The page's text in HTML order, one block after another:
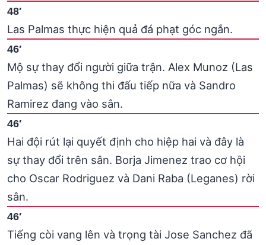
48′
Las Palmas thực hiện quả đá phạt góc ngắn.
46′
Mộ sự thay đổi người giữa trận. Alex Munoz (Las
Palmas) sẽ không thi đấu tiếp nữa và Sandro
Ramirez đang vào sân.
46′
Hai đội rút lại quyết định cho hiệp hai và đây là
sự thay đổi trên sân. Borja Jimenez trao cơ hội
cho Oscar Rodriguez và Dani Raba (Leganes) rời
sân.
46′
Tiếng còi vang lên và trọng tài Jose Sanchez đã